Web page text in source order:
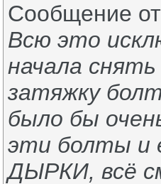
Сообщение
Всю это
начала
затяжку
было бы
эти болты и
ДЫРКИ, всё